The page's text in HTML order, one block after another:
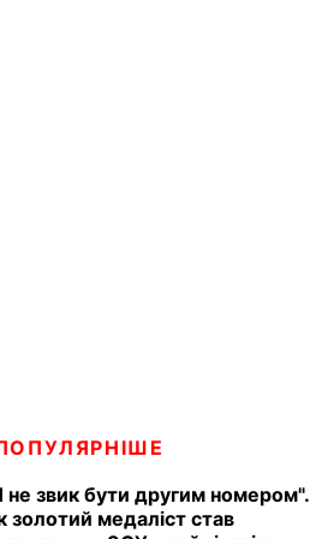
не звик бути другим номером".
золотий медаліст став